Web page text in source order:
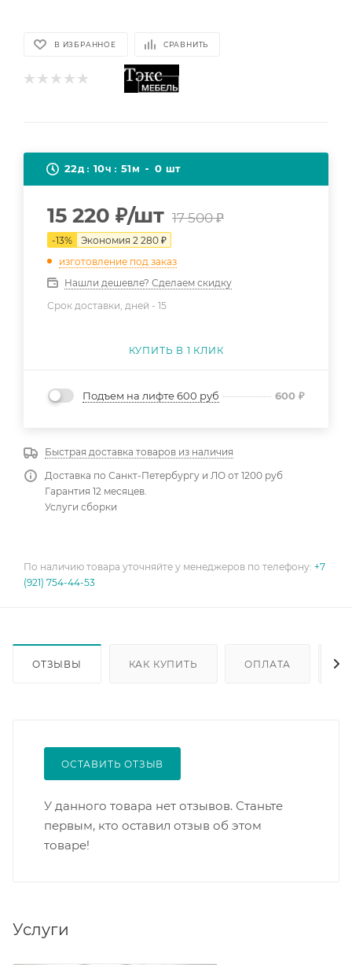
В ИЗБРАННОЕ СРАВНИТЬ
22д 10ч 51м 0 шт
15 220 ₽/шт 17 500₽
-13% Экономия 2 280 ₽
изготовление под заказ
Нашли дешевле? Сделаем скидку
Срок доставки, дней - 15
КУПИТЬ В 1 КЛИК
Подъем на лифте 600 руб 600 ₽
Быстрая доставка товаров из наличия
Доставка по Санкт-Петербургу и ЛО от 1200 руб
Гарантия 12 месяцев.
Услуги сборки
По наличию товара уточняйте у менеджеров по телефону: +7
(921) 754-44-53
ОТЗЫВЫ КАК КУПИТЬ ОПЛАТА
ОСТАВИТЬ ОТЗЫВ
У данного товара нет отзывов. Станьте
первым, кто оставил отзыв об этом
товаре!
Услуги